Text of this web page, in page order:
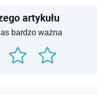
artykułu
bardzo ważna